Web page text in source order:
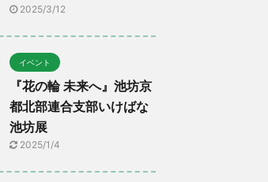
2025/3/12
イベント
『花の輪 未来へ』池坊京
都北部連合支部いけばな
池坊展
2025/1/4